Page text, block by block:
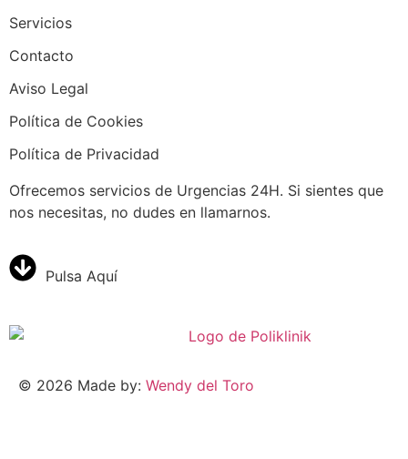
Servicios
Contacto
Aviso Legal
Política de Cookies
Política de Privacidad
Ofrecemos servicios de Urgencias 24H. Si sientes que
nos necesitas, no dudes en llamarnos.
Pulsa Aquí
© 2026 Made by: Wendy del Toro